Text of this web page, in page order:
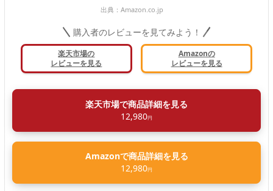
出典： Amazon.co.jp
購入者のレビューを見てみよう！
楽天市場の
レビューを見る
Amazonの
レビューを見る
楽天市場で商品詳細を見る
12,980円
Amazonで商品詳細を見る
12,980円